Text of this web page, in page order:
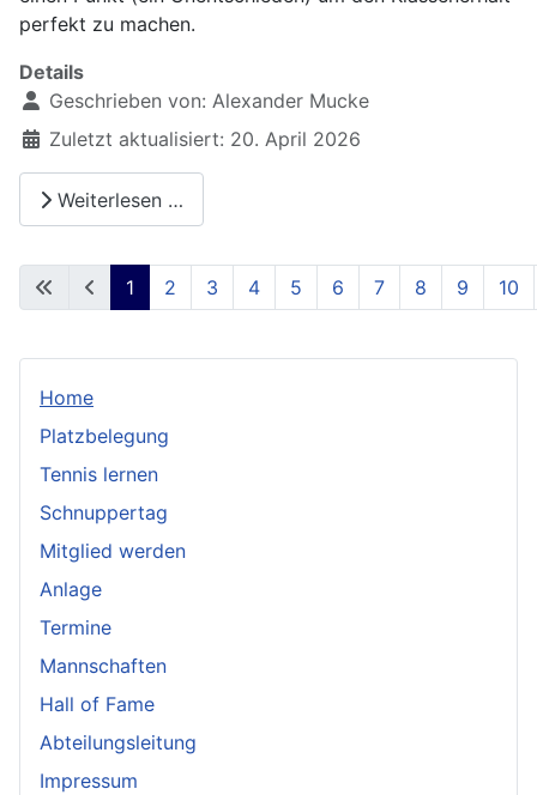
perfekt zu machen.
Details
Geschrieben von: Alexander Mucke
Zuletzt aktualisiert: 20. April 2026
Weiterlesen …
Seite 1 von 28
1 2 3 4 5 6 7 8 9 10
Home
Platzbelegung
Tennis lernen
Schnuppertag
Mitglied werden
Anlage
Termine
Mannschaften
Hall of Fame
Abteilungsleitung
Impressum